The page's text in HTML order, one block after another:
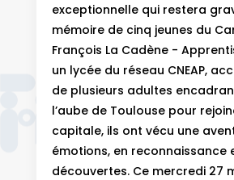
exceptionnelle qui restera
mémoire de cinq jeunes du
François La Cadène -
un lycée du réseau CNEAP,
de plusieurs adultes
l’aube de Toulouse pour
capitale, ils ont vécu une
émotions, en reconnaissance
découvertes. Ce mercredi 27